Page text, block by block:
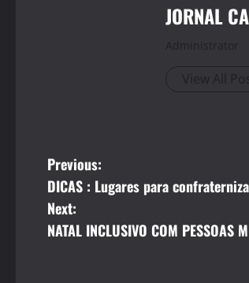
JORNAL
Administrator
View All
P
o
s
Previous:
DICAS : Lugares para
Next:
NATAL INCLUSIVO COM PESSOAS